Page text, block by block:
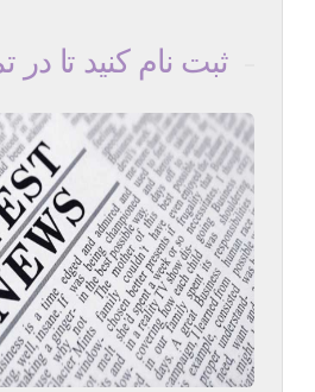
ثبت نام کنید تا در